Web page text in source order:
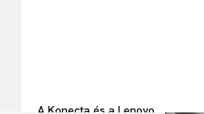
A Konecta és a Lenovo